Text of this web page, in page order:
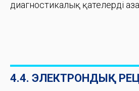
диагностикалық қателерді
4.4. ЭЛЕКТРОНДЫҚ